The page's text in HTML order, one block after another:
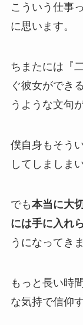
こういう仕事
に思います。
ちまたには『
ぐ彼女ができ
うような文句
僕自身もそう
してしましま
でも本当に大
には手に入れ
うになってき
もっと長い時
な気持で信仰